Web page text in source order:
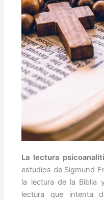
La lectura
estudios de Sigmund
la lectura de la Biblia
lectura que intenta